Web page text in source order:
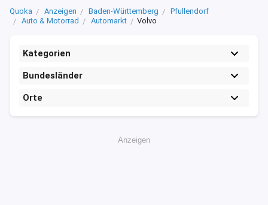
Quoka Anzeigen Baden-Württemberg
Pfullendorf
Auto & Motorrad
Automarkt Volvo
Kategorien
Bundesländer
Orte
Anzeigen